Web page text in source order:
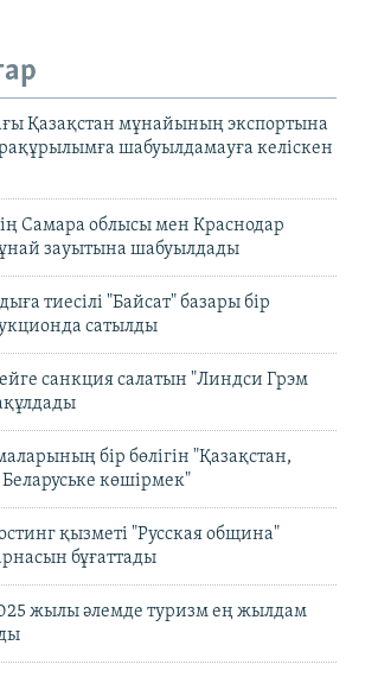
Қазақстан мұнайының экспортына
шабуылдамауға келіскен
Самара облысы мен Краснодар
зауытына шабуылдады
тиесілі "Байсат" базары бір
сатылды
санкция салатын "Линдси Грэм
бір бөлігін "Қазақстан,
көшірмек"
қызметі "Русская община"
бұғаттады
жылы әлемде туризм ең жылдам